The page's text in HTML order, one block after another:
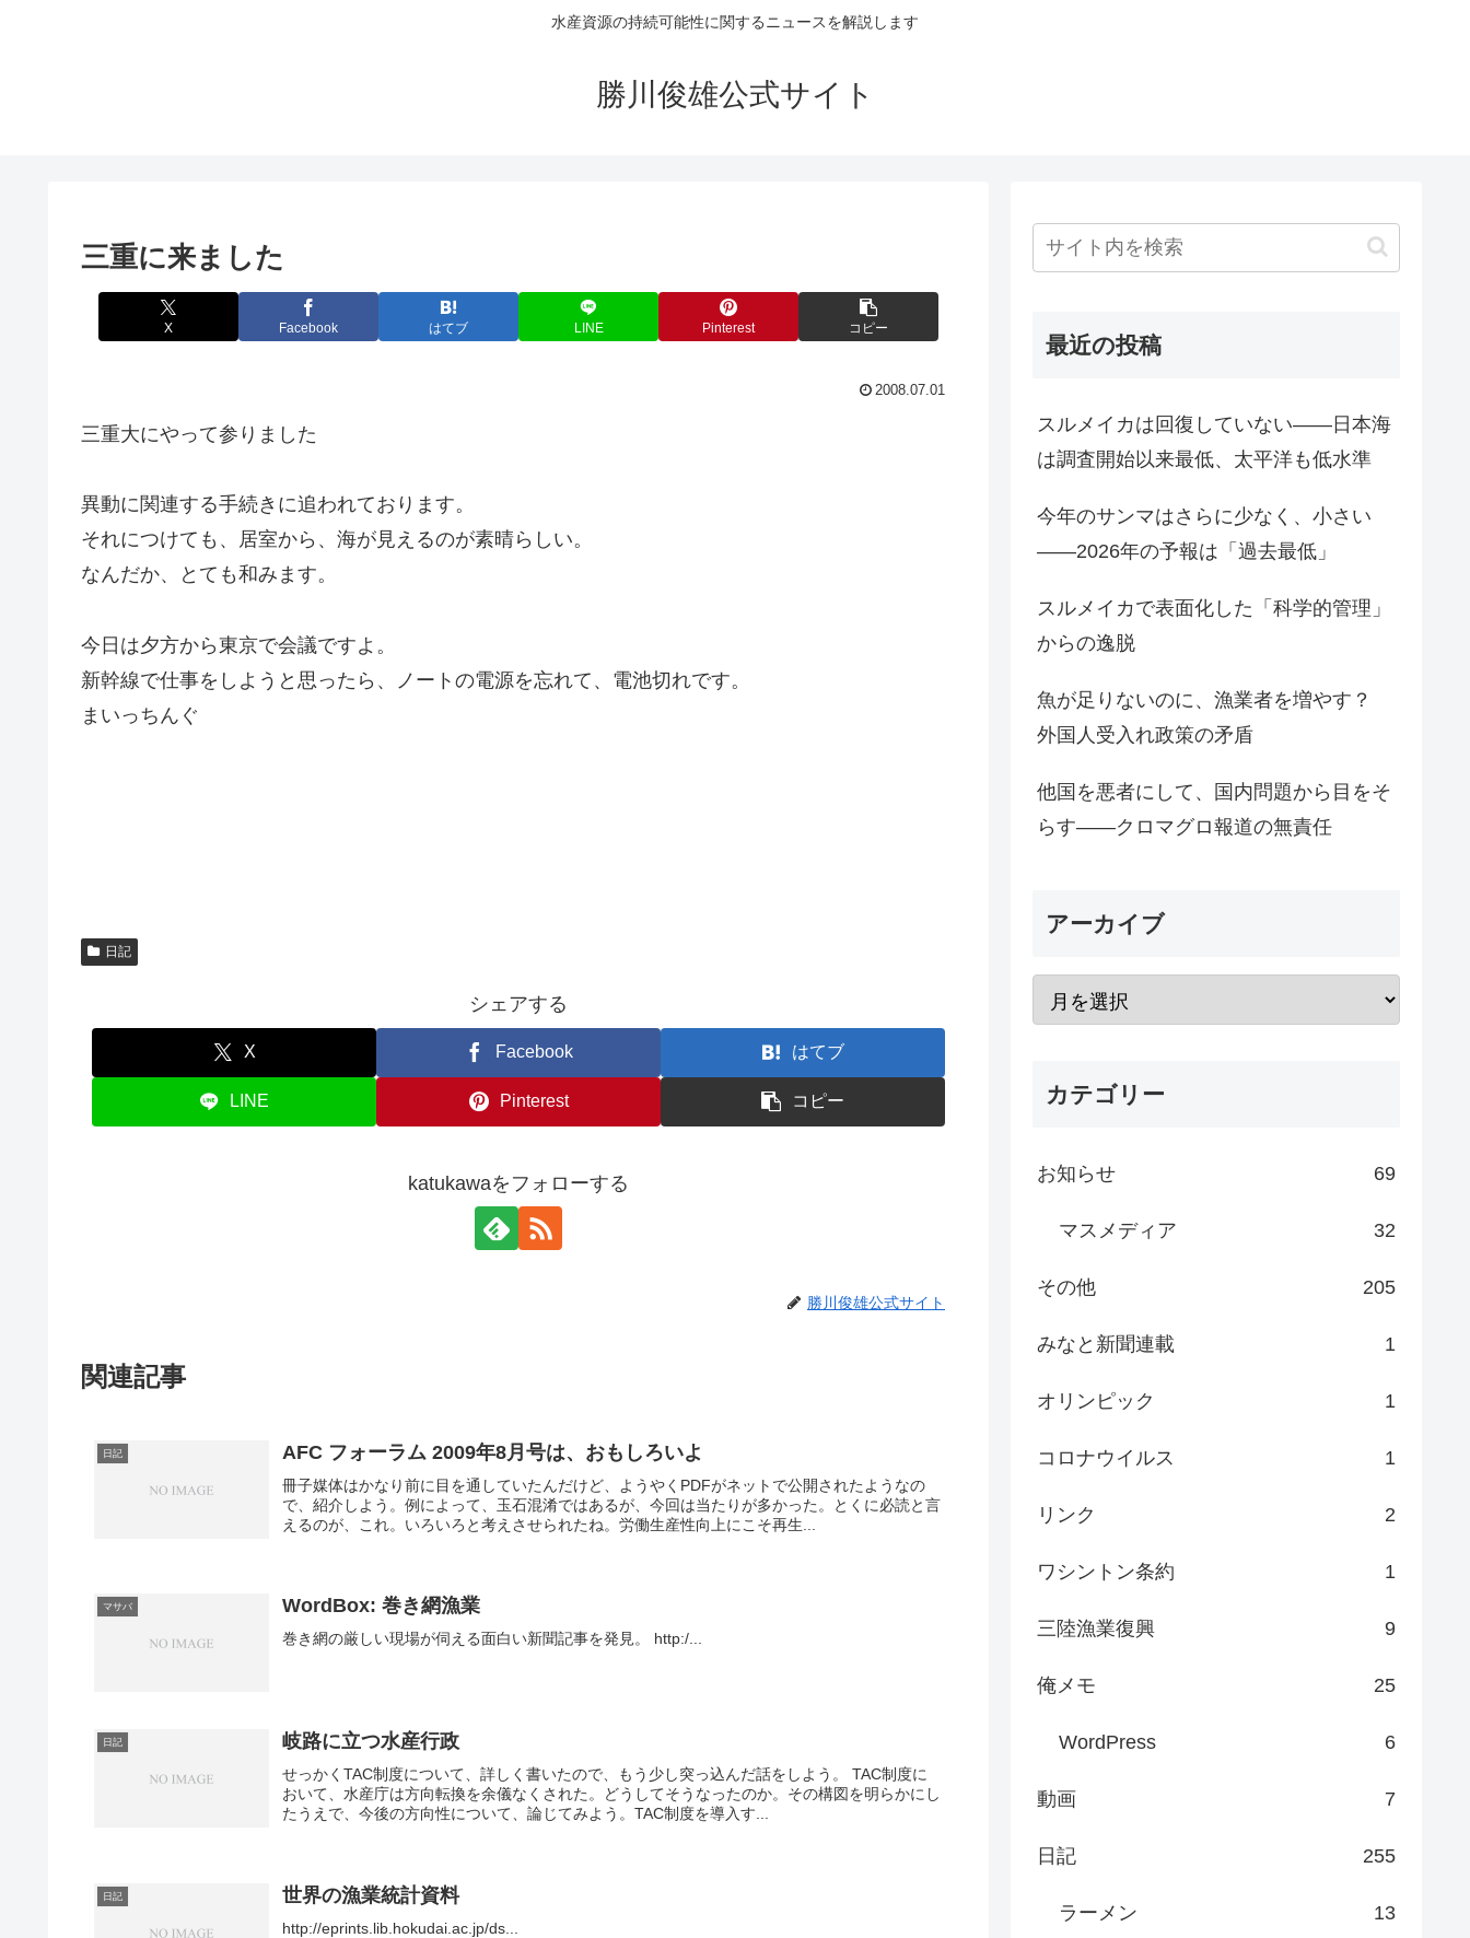
水産資源の持続可能性に関するニュースを解説します
勝川俊雄公式サイト
三重に来ました
X Facebook はてブ LINE Pinterest コピー
2008.07.01
三重大にやって参りました
異動に関連する手続きに追われております。
それにつけても、居室から、海が見えるのが素晴らしい。
なんだか、とても和みます。
今日は夕方から東京で会議ですよ。
新幹線で仕事をしようと思ったら、ノートの電源を忘れて、電池切れです。
まいっちんぐ
日記
シェアする
X Facebook はてブ
LINE Pinterest コピー
katukawaをフォローする
勝川俊雄公式サイト
関連記事
日記 AFC フォーラム 2009年8月号は、おもしろいよ
冊子媒体はかなり前に目を通していたんだけど、ようやくPDFがネットで公開されたようなの
で、紹介しよう。例によって、玉石混淆ではあるが、今回は当たりが多かった。とくに必読と言
えるのが、これ。いろいろと考えさせられたね。労働生産性向上にこそ再生...
マサバ WordBox: 巻き網漁業
巻き網の厳しい現場が伺える面白い新聞記事を発見。 http:/...
日記 岐路に立つ水産行政
せっかくTAC制度について、詳しく書いたので、もう少し突っ込んだ話をしよう。 TAC制度に
おいて、水産庁は方向転換を余儀なくされた。どうしてそうなったのか。その構図を明らかにし
たうえで、今後の方向性について、論じてみよう。TAC制度を導入す...
日記 世界の漁業統計資料
http://eprints.lib.hokudai.ac.jp/ds...
最近の投稿
スルメイカは回復していない――日本海
は調査開始以来最低、太平洋も低水準
今年のサンマはさらに少なく、小さい
――2026年の予報は「過去最低」
スルメイカで表面化した「科学的管理」
からの逸脱
魚が足りないのに、漁業者を増やす？
外国人受入れ政策の矛盾
他国を悪者にして、国内問題から目をそ
らす――クロマグロ報道の無責任
アーカイブ
カテゴリー
お知らせ 69
マスメディア 32
その他 205
みなと新聞連載 1
オリンピック 1
コロナウイルス 1
リンク 2
ワシントン条約 1
三陸漁業復興 9
俺メモ 25
WordPress 6
動画 7
日記 255
ラーメン 13